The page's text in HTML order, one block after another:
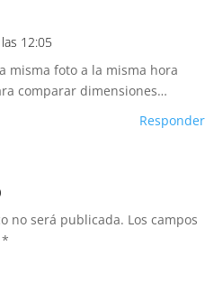
12:05
misma foto a la misma hora
comparar dimensiones…
Responder
no será publicada. Los campos
*